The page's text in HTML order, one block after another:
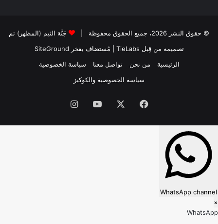
© حقوق النشر 2026، جميع الحقوق محفوظة |
جَنَّة الثيم (المظهر) تم
تصميمه من قِبل TieLabs
| مُستضاف بفخر SiteGround
الرئيسية
من نحن تواصل معنا
سياسة الخصوصية
سياسة الخصوصية والكوكيز
فيسبوك ‫YouTubeانستقرام
WhatsApp channel
×
WhatsApp